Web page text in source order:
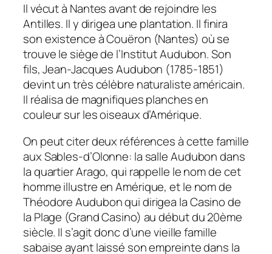
Il vécut à Nantes avant de rejoindre les
Antilles. Il y dirigea une plantation. Il finira
son existence à Couëron (Nantes) où se
trouve le siège de l’Institut Audubon. Son
fils, Jean-Jacques Audubon (1785-1851)
devint un très célèbre naturaliste américain.
Il réalisa de magnifiques planches en
couleur sur les oiseaux d’Amérique.
On peut citer deux références à cette famille
aux Sables-d’Olonne: la salle Audubon dans
la quartier Arago, qui rappelle le nom de cet
homme illustre en Amérique, et le nom de
Théodore Audubon qui dirigea la Casino de
la Plage (Grand Casino) au début du 20ème
siècle. Il s’agit donc d’une vieille famille
sabaise ayant laissé son empreinte dans la